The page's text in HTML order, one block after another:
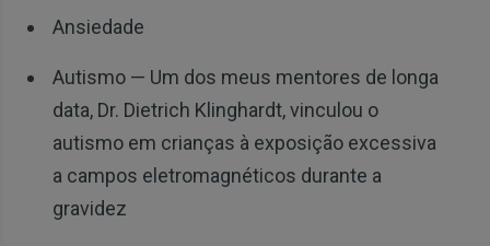
Ansiedade
Autismo — Um dos meus mentores de longa
data, Dr. Dietrich Klinghardt, vinculou o
autismo em crianças à exposição excessiva
a campos eletromagnéticos durante a
gravidez